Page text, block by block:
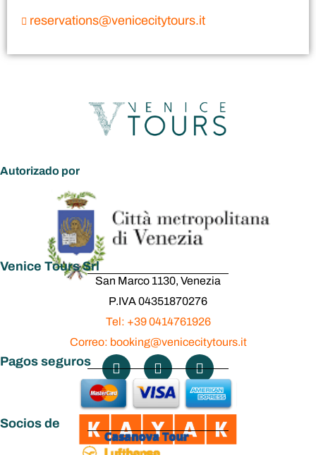
reservations@venicecitytours.it
Autorizado por
Venice Tours Srl
San Marco 1130, Venezia
P.IVA 04351870276
Tel: +39 0414761926
Correo: booking@venicecitytours.it
Pagos seguros
Socios de